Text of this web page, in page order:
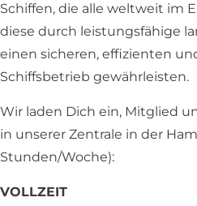
Schiffen, die alle weltweit im
diese durch leistungsfähige
einen sicheren, effizienten
Schiffsbetrieb gewährleisten.
Wir laden Dich ein, Mitglied
in unserer Zentrale in der
Stunden/Woche):
VOLLZEIT